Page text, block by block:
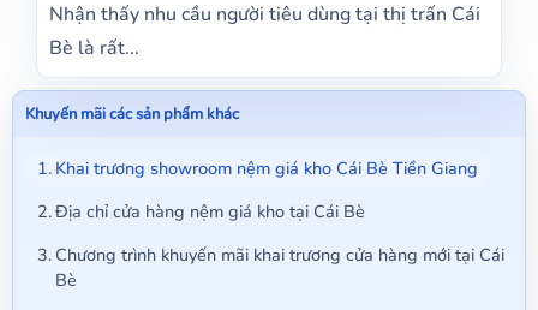
Nhận thấy nhu cầu người tiêu dùng tại thị trấn Cái
Bè là rất...
Khuyến mãi các sản phẩm khác
Khai trương showroom nệm giá kho Cái Bè Tiền Giang
Địa chỉ cửa hàng nệm giá kho tại Cái Bè
Chương trình khuyến mãi khai trương cửa hàng mới tại Cái
Bè